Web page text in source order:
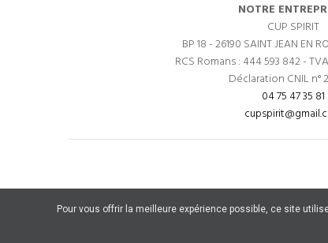
NOTRE
CUP SPIRIT
BP 18 - 26190 SAINT JEAN EN
RCS Romans : 444 593 842 -
Déclaration CNIL n°
04 75 47 35 81
Pour vous offrir la meilleure expérience possible, ce site